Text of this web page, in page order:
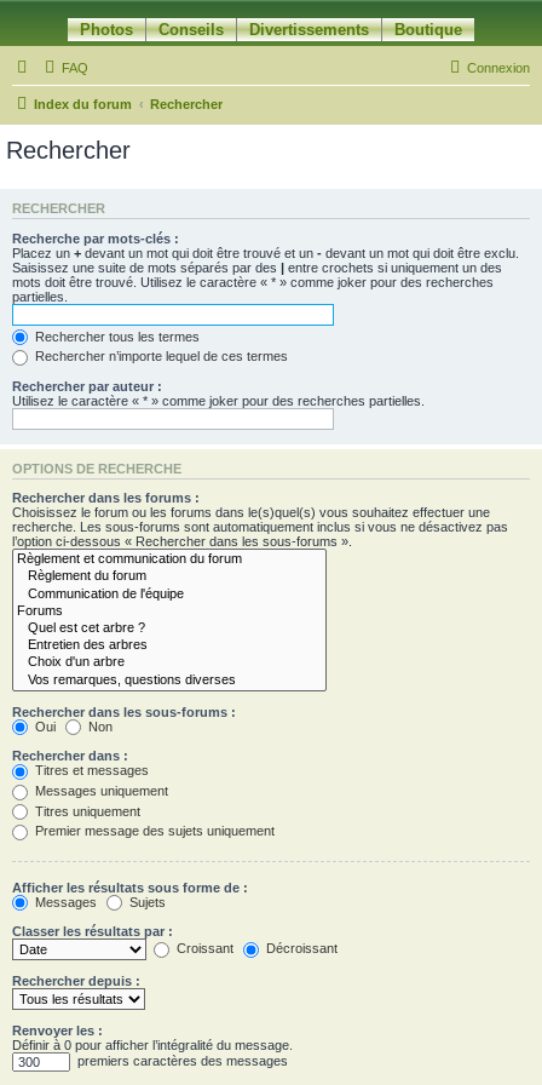
Photos Conseils Divertissements Boutique
FAQ Connexion
Index du forum Rechercher
Rechercher
RECHERCHER
Recherche par mots-clés :
Placez un + devant un mot qui doit être trouvé et un - devant un mot qui doit être exclu.
Saisissez une suite de mots séparés par des | entre crochets si uniquement un des
mots doit être trouvé. Utilisez le caractère « * » comme joker pour des recherches
partielles.
Rechercher tous les termes
Rechercher n’importe lequel de ces termes
Rechercher par auteur :
Utilisez le caractère « * » comme joker pour des recherches partielles.
OPTIONS DE RECHERCHE
Rechercher dans les forums :
Choisissez le forum ou les forums dans le(s)quel(s) vous souhaitez effectuer une
recherche. Les sous-forums sont automatiquement inclus si vous ne désactivez pas
l’option ci-dessous « Rechercher dans les sous-forums ».
Rechercher dans les sous-forums :
Oui
Non
Rechercher dans :
Titres et messages
Messages uniquement
Titres uniquement
Premier message des sujets uniquement
Afficher les résultats sous forme de :
Messages
Sujets
Classer les résultats par :
Croissant
Décroissant
Rechercher depuis :
Renvoyer les :
Définir à 0 pour afficher l’intégralité du message.
premiers caractères des messages